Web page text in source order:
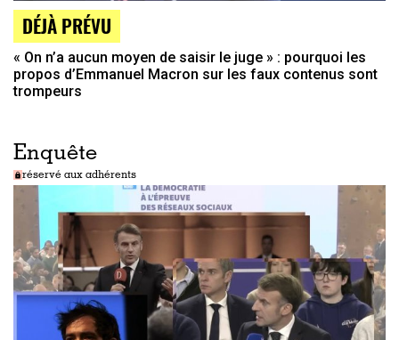
DÉJÀ PRÉVU
« On n’a aucun moyen de saisir le juge » : pourquoi les
propos d’Emmanuel Macron sur les faux contenus sont
trompeurs
Enquête
réservé aux adhérents